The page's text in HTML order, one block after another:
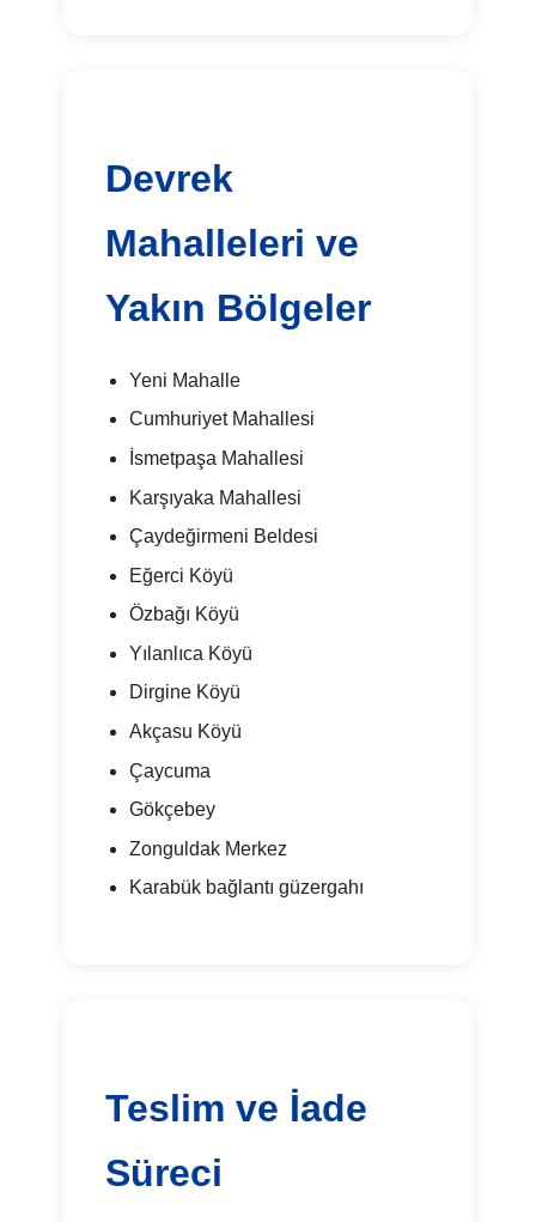
Devrek
Mahalleleri ve
Yakın Bölgeler
Yeni Mahalle
Cumhuriyet Mahallesi
İsmetpaşa Mahallesi
Karşıyaka Mahallesi
Çaydeğirmeni Beldesi
Eğerci Köyü
Özbağı Köyü
Yılanlıca Köyü
Dirgine Köyü
Akçasu Köyü
Çaycuma
Gökçebey
Zonguldak Merkez
Karabük bağlantı güzergahı
Teslim ve İade
Süreci